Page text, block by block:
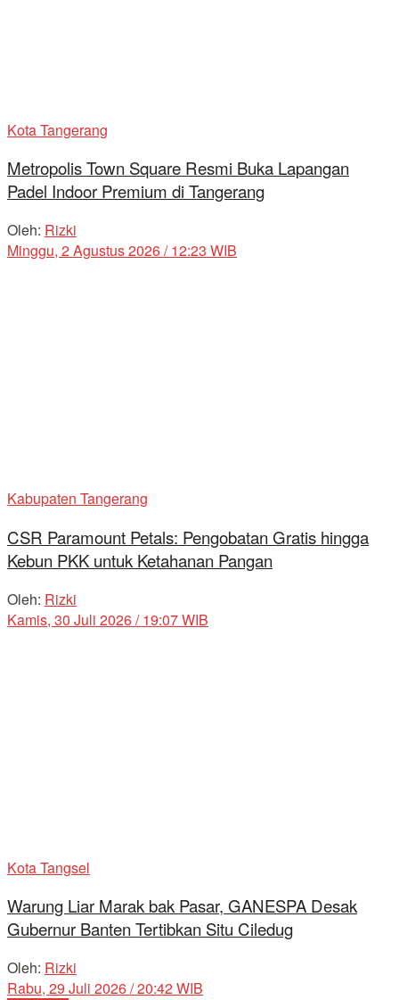
Kota Tangerang
Metropolis Town Square Resmi Buka Lapangan
Padel Indoor Premium di Tangerang
Oleh: Rizki
Minggu, 2 Agustus 2026 / 12:23 WIB
Kabupaten Tangerang
CSR Paramount Petals: Pengobatan Gratis hingga
Kebun PKK untuk Ketahanan Pangan
Oleh: Rizki
Kamis, 30 Juli 2026 / 19:07 WIB
Kota Tangsel
Warung Liar Marak bak Pasar, GANESPA Desak
Gubernur Banten Tertibkan Situ Ciledug
Oleh: Rizki
Rabu, 29 Juli 2026 / 20:42 WIB